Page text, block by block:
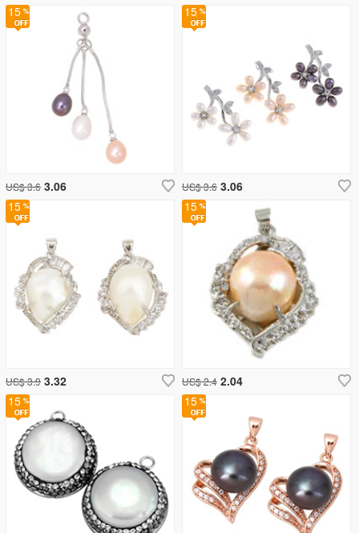
15
US$ 3.6 3.06
15
US$ 3.9 3.32
15
15
US$ 2.4 2.04
15
US$ 3.6 3.06
15